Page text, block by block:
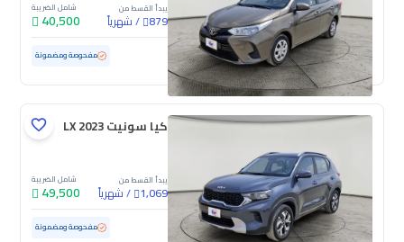
يبدأ القسط من
879
/شهرياً
شامل الضريبة
40,500
مستعملة 153,827 كم مفحوصة ومضمونة
كيا سونيت LX 2023
يبدأ القسط من
1,069
/شهرياً
شامل الضريبة
49,500
مستعملة 78,151 كم مفحوصة ومضمونة